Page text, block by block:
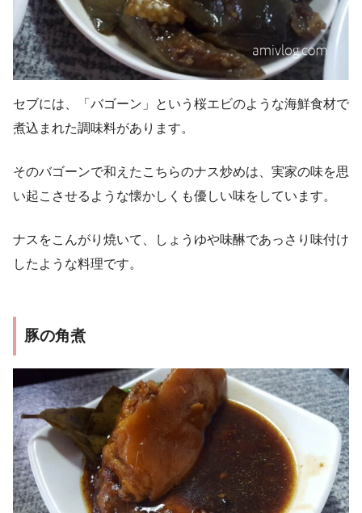
セブには、「バゴーン」という桜エビのような海鮮食材で
煮込まれた調味料があります。
そのバゴーンで和えたこちらのナス炒めは、実家の味を思
い起こさせるような懐かしくも優しい味をしています。
ナスをこんがり焼いて、しょうゆや味醂であっさり味付け
したような料理です。
豚の角煮